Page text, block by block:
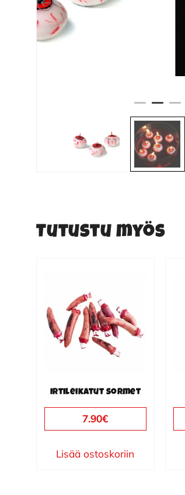
Tutustu myös
Irtileikatut sormet
7.90€
Lisää ostoskoriin